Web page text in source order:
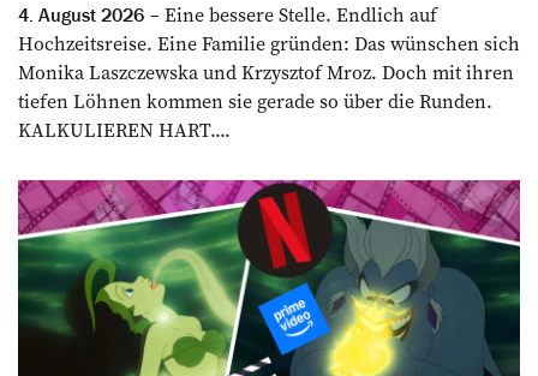
4. August 2026
Eine bessere Stelle. Endlich auf
Hochzeitsreise. Eine Familie gründen: Das wünschen sich
Monika Laszczewska und Krzysztof Mroz. Doch mit ihren
tiefen Löhnen kommen sie gerade so über die Runden.
KALKULIEREN HART....